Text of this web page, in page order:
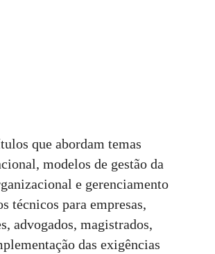
que abordam temas
modelos de gestão da
e gerenciamento
técnicos para empresas,
advogados, magistrados,
das exigências